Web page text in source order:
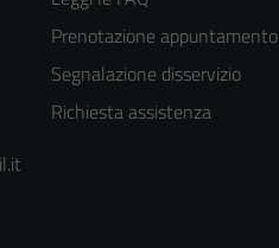
Prenotazione appuntamento
Segnalazione disservizio
Richiesta assistenza